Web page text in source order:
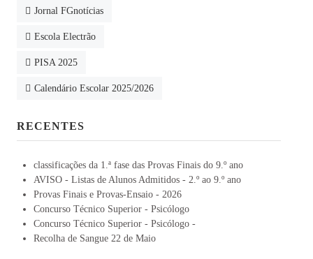
Jornal FGnotícias
Escola Electrão
PISA 2025
Calendário Escolar 2025/2026
RECENTES
classificações da 1.ª fase das Provas Finais do 9.º ano
AVISO - Listas de Alunos Admitidos - 2.º ao 9.º ano
Provas Finais e Provas-Ensaio - 2026
Concurso Técnico Superior - Psicólogo
Concurso Técnico Superior - Psicólogo -
Recolha de Sangue 22 de Maio